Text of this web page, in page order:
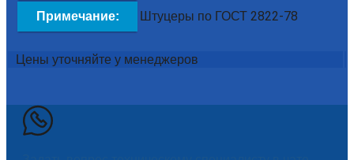
Примечание: Штуцеры по ГОСТ 2822-78
Цены уточняйте у менеджеров